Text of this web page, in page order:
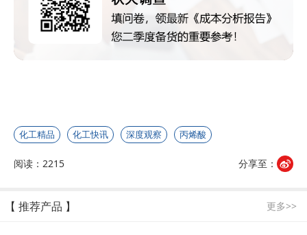
化工精品 化工快讯 深度观察 丙烯酸
阅读：2215 分享至：
【 推荐产品 】 更多>>